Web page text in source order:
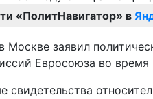
«ПолитНавигатор» в
Москве заявил
Евросоюза во время
свидетельства